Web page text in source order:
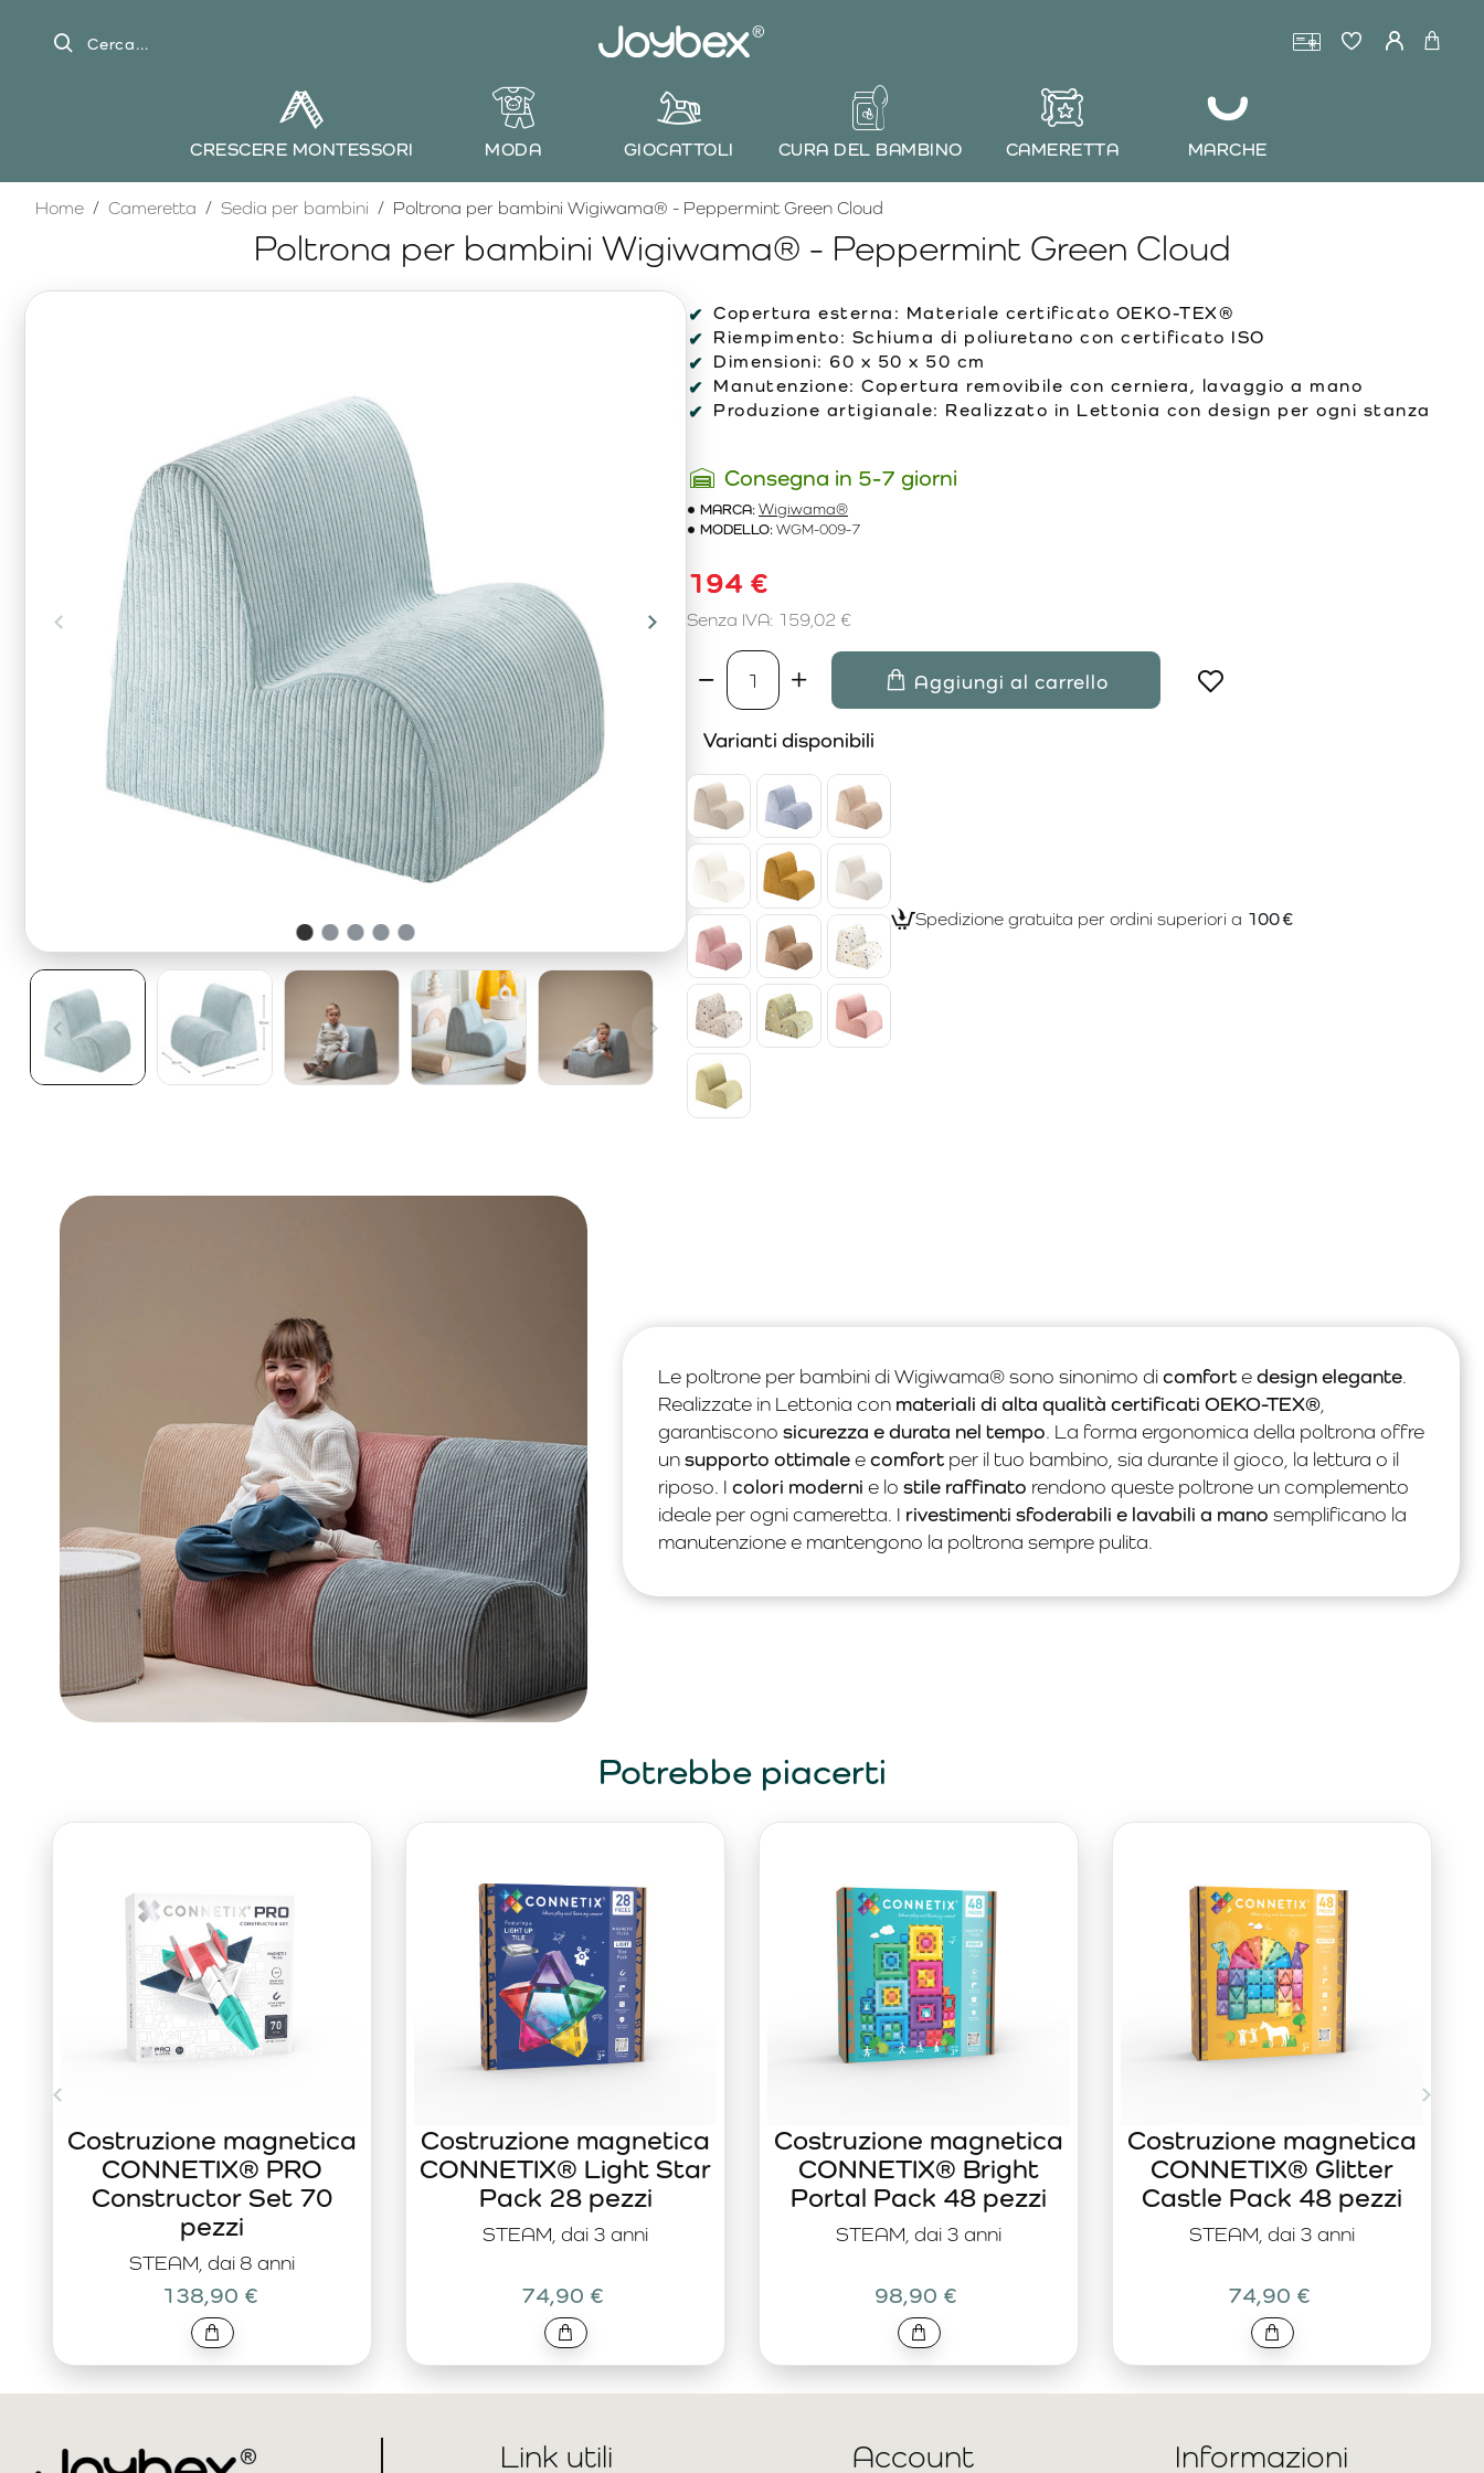
Cerca...
CRESCERE MONTESSORI MODA GIOCATTOLI CURA DEL BAMBINO CAMERETTA MARCHE
Poltrona per bambini Wigiwama® - Peppermint Green Cloud
HomehomeCameretta Sedia per bambini Poltrona per bambini Wigiwama® - Peppermint Green Cloud
Copertura esterna: Materiale certificato OEKO-TEX®
Riempimento: Schiuma di poliuretano con certificato ISO
Dimensioni: 60 x 50 x 50 cm
Manutenzione: Copertura removibile con cerniera, lavaggio a mano
Produzione artigianale: Realizzato in Lettonia con design per ogni stanza
Consegna in 5-7 giorni
MARCA:Wigiwama®
MODELLO:WGM-009-7
194 €
Senza IVA: 159,02 €
Aggiungi al carrello
Varianti disponibili
Spedizione gratuita per ordini superiori a 100 €
Le poltrone per bambini di Wigiwama® sono sinonimo dicomfortedesign elegante.
Realizzate in Lettonia con materiali di alta qualità certificati OEKO-TEX®,
garantiscono sicurezza e durata nel tempo. La forma ergonomica della poltrona offre
unsupporto ottimaleecomfortper il tuo bambino, sia durante il gioco, la lettura o il
riposo. I colori moderni e lo stile raffinato rendono queste poltrone un complemento
ideale per ogni cameretta. I rivestimenti sfoderabili e lavabili a mano semplificano la
manutenzione e mantengono la poltrona sempre pulita.
Potrebbe piacerti
STEAM, dai 8 anni
Costruzione magnetica
CONNETIX® PRO
Constructor Set 70
pezzi
138,90 €
STEAM, dai 3 anni
Costruzione magnetica
CONNETIX® Light Star
Pack 28 pezzi
74,90 €
STEAM, dai 3 anni
Costruzione magnetica
CONNETIX® Bright
Portal Pack 48 pezzi
98,90 €
STEAM, dai 3 anni
Costruzione magnetica
CONNETIX® Glitter
Castle Pack 48 pezzi
74,90 €
Link utili Account Informazioni